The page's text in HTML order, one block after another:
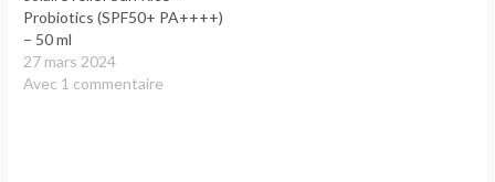
Probiotics (SPF50+ PA++++)
– 50 ml
27 mars 2024
Avec 1 commentaire